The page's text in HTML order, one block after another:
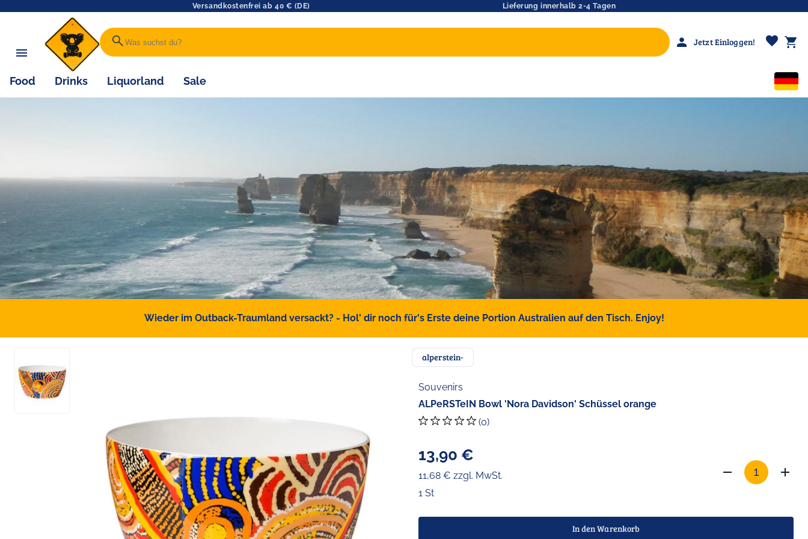
Versandkostenfrei ab 40 € (DE) Lieferung innerhalb 2-4 Tagen
search person Jetzt Einloggen! favorite shopping_cart
Food Drinks Liquorland Sale
Wieder im Outback-Traumland versackt? - Hol' dir noch für's Erste deine Portion Australien auf den Tisch. Enjoy!
alperstein-
Souvenirs
ALPeRSTeIN Bowl 'Nora Davidson' Schüssel orange
(0)
13,90 €
11,68 € zzgl. MwSt.
1 St
In den Warenkorb